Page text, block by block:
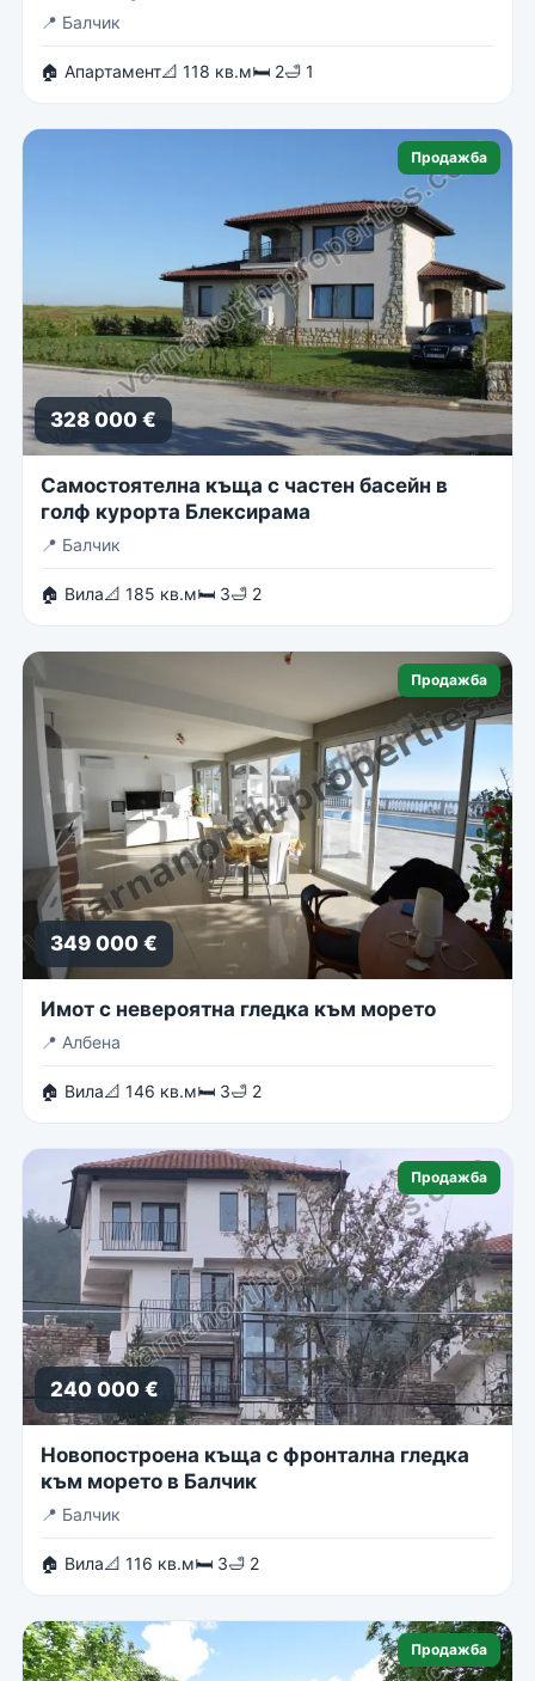
📍 Балчик
🏠 Апартамент📐 118 кв.м🛏 2🛁 1
Продажба
328 000 €
Самостоятелна къща с частен басейн в
голф курорта Блексирама
📍 Балчик
🏠 Вила📐 185 кв.м🛏 3🛁 2
Продажба
349 000 €
Имот с невероятна гледка към морето
📍 Албена
🏠 Вила📐 146 кв.м🛏 3🛁 2
Продажба
240 000 €
Новопостроена къща с фронтална гледка
към морето в Балчик
📍 Балчик
🏠 Вила📐 116 кв.м🛏 3🛁 2
Продажба